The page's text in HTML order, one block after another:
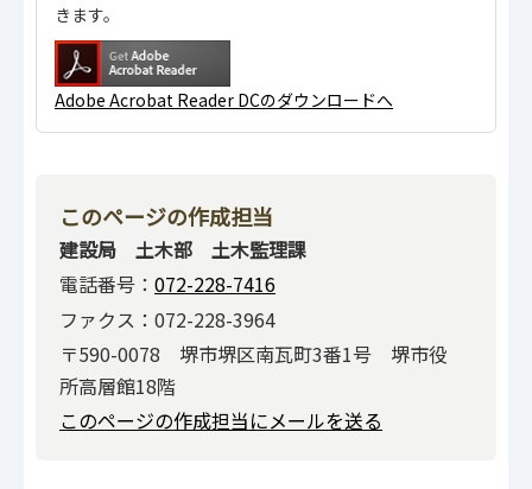
きます。
Adobe Acrobat Reader DCのダウンロードへ
このページの作成担当
建設局 土木部 土木監理課
電話番号： 072-228-7416
ファクス：072-228-3964
〒590-0078 堺市堺区南瓦町3番1号 堺市役
所高層館18階
このページの作成担当にメールを送る